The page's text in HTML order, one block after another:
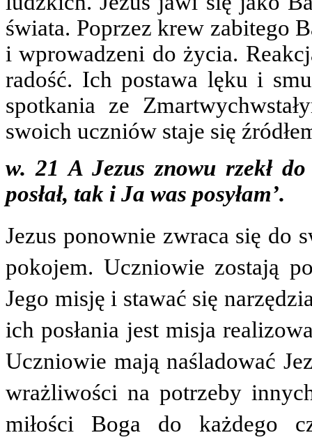
świata. Poprzez krew zabitego
i wprowadzeni do życia.
radość. Ich postawa lęku i
spotkania ze
swoich uczniów staje się
w. 21 A Jezus znowu rzekł
posłał, tak i Ja was posyłam’.
Jezus ponownie zwraca się do
pokojem. Uczniowie zostają
Jego misję i stawać się
ich posłania jest misja
Uczniowie mają naśladować
wrażliwości na potrzeby
miłości Boga do każdego